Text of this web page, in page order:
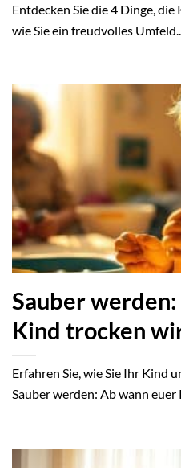
Entdecken Sie die 4 Dinge,
wie Sie ein freudvolles Umfeld...
Sauber
Kind trocken
Erfahren Sie, wie Sie Ihr Kind
Sauber werden: Ab wann euer